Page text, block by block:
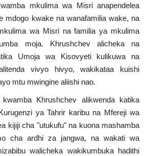
mkulima wa Misri anapendelea
mdogo kwake na wanafamilia wake, na
wa Misri na familia ya mkulima
moja. Khrushchev alicheka na
Umoja wa Kisovyeti kulikuwa na
vivyo hivyo, wakikataa kuishi
mtu mwingine aliishi nao.
Khrushchev alikwenda katika
ya Tahrir karibu na Mfereji wa
kijiji cha "utukufu" na kuona mashamba
cha ardhi za jangwa, na wakati wa
walicheka wakikumbuka hadithi